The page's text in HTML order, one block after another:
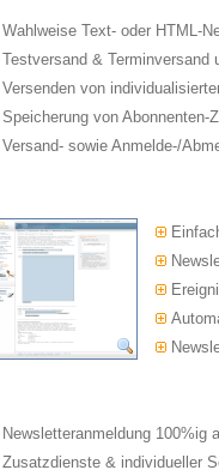
Wahlweise Text- oder HTML-
Testversand & Terminversand
Versenden von
Speicherung von Abonnenten-
Versand- sowie Anmelde-/
Newsletteranmeldung 100%ig
Zusatzdienste & individueller